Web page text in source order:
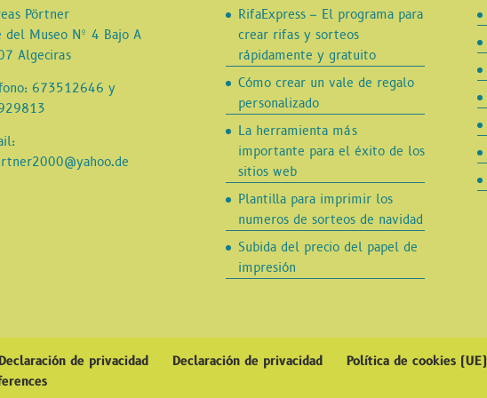
Pörtner
del Museo Nº 4 Bajo A
Algeciras
673512646 y
RifaExpress – El programa para
crear rifas y sorteos
rápidamente y gratuito
Cómo crear un vale de regalo
personalizado
La herramienta más
importante para el éxito de los
sitios web
Plantilla para imprimir los
numeros de sorteos de navidad
Subida del precio del papel de
impresión
de privacidad Declaración de privacidad
Política de cookies (UE)